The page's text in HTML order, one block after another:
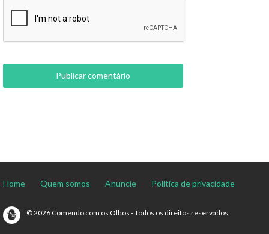
Home Quem somos Anuncie Política de privacidade
© 2026 Comendo com os Olhos - Todos os direitos reservados